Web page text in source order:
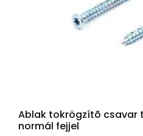
Ablak tokrögzítõ csavar
normál fejjel